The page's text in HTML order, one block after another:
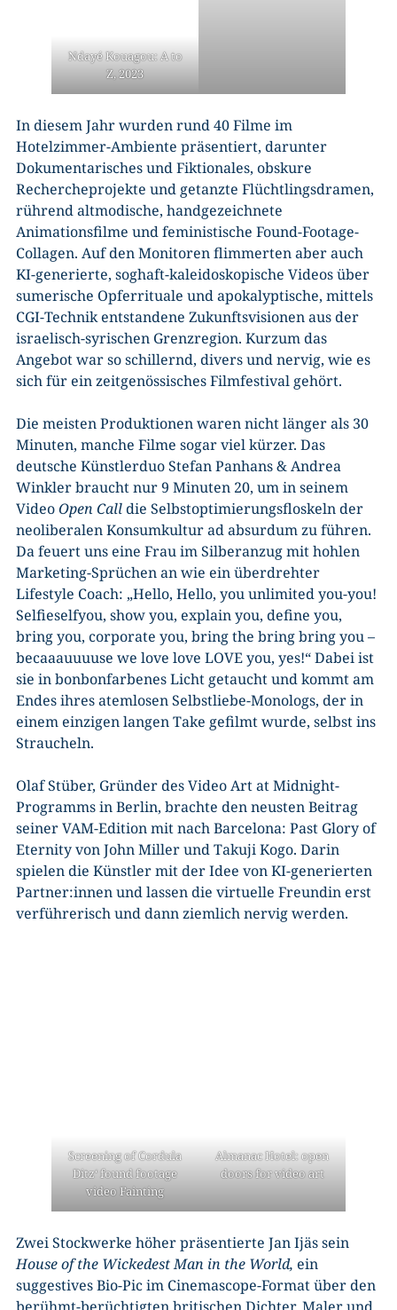
Ndayé Kouagou: A to
Z, 2023
In diesem Jahr wurden rund 40 Filme im
Hotelzimmer-Ambiente präsentiert, darunter
Dokumentarisches und Fiktionales, obskure
Rechercheprojekte und getanzte Flüchtlingsdramen,
rührend altmodische, handgezeichnete
Animationsfilme und feministische Found-Footage-
Collagen. Auf den Monitoren flimmerten aber auch
KI-generierte, soghaft-kaleidoskopische Videos über
sumerische Opferrituale und apokalyptische, mittels
CGI-Technik entstandene Zukunftsvisionen aus der
israelisch-syrischen Grenzregion. Kurzum das
Angebot war so schillernd, divers und nervig, wie es
sich für ein zeitgenössisches Filmfestival gehört.
Die meisten Produktionen waren nicht länger als 30
Minuten, manche Filme sogar viel kürzer. Das
deutsche Künstlerduo Stefan Panhans & Andrea
Winkler braucht nur 9 Minuten 20, um in seinem
VideoOpen Calldie Selbstoptimierungsfloskeln der
neoliberalen Konsumkultur ad absurdum zu führen.
Da feuert uns eine Frau im Silberanzug mit hohlen
Marketing-Sprüchen an wie ein überdrehter
Lifestyle Coach: „Hello, Hello, you unlimited you-you!
Selfieselfyou, show you, explain you, define you,
bring you, corporate you, bring the bring bring you –
becaaauuuuse we love love LOVE you, yes!“ Dabei ist
sie in bonbonfarbenes Licht getaucht und kommt am
Endes ihres atemlosen Selbstliebe-Monologs, der in
einem einzigen langen Take gefilmt wurde, selbst ins
Straucheln.
Olaf Stüber, Gründer des Video Art at Midnight-
Programms in Berlin, brachte den neusten Beitrag
seiner VAM-Edition mit nach Barcelona: Past Glory of
Eternity von John Miller und Takuji Kogo. Darin
spielen die Künstler mit der Idee von KI-generierten
Partner:innen und lassen die virtuelle Freundin erst
verführerisch und dann ziemlich nervig werden.
Screening of Cordula
Ditz‘ found footage
video Fainting
Almanac Hotel: open
doors for video art
Zwei Stockwerke höher präsentierte Jan Ijäs sein
House of the Wickedest Man in the World, ein
suggestives Bio-Pic im Cinemascope-Format über den